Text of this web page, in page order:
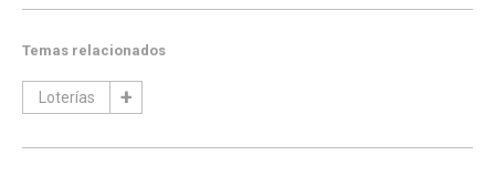
Temas relacionados
Loterías